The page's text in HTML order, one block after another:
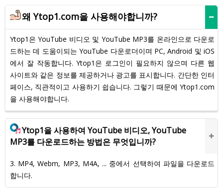
왜 Ytop1.com을 사용해야합니까?
Ytop1은 YouTube 비디오 및 YouTube MP3를 온라인으로 다운로
드하는 데 도움이되는 YouTube 다운로더이며 PC, Android 및 iOS
에서 잘 작동합니다. Ytop1은 로그인이 필요하지 않으며 다른 웹
사이트와 같은 정보를 제공하거나 광고를 표시합니다. 간단한 인터
페이스, 직관적이고 사용하기 쉽습니다. 그렇기 때문에 Ytop1.com
을 사용해야합니다.
Ytop1을 사용하여 YouTube 비디오, YouTube
MP3를 다운로드하는 방법은 무엇입니까?
3. MP4, Webm, MP3, M4A, ... 중에서 선택하여 파일을 다운로드
합니다.